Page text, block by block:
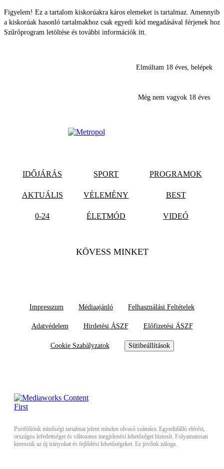
Figyelem! Ez a tartalom kiskorúakra káros elemeket is tartalmaz.
a kiskorúak hasonló tartalmakhoz csak egyedi kód megadásával férjenek
Szűrőprogram letöltése és további információk itt.
Elmúltam 18 éves, belépek
Még nem vagyok 18 éves
IDŐJÁRÁS SPORT PROGRAMOK
AKTUÁLIS VÉLEMÉNY BEST
0-24 ÉLETMÓD VIDEÓ
KÖVESS MINKET
Impresszum Médiaajánló Felhasználási Feltételek
Adatvédelem Hirdetési ÁSZF Előfizetési ÁSZF
Cookie Szabályzatok Sütibeállítások
Portfóliónk minőségi tartalmat jelent minden olvasó számára. Egyedülálló elérést,
országos lefedettséget és változatos megjelenési lehetőséget biztosít. Folyamatosan
keressük az új irányokat és fejlődési lehetőségeket. Ez jövőnk záloga.